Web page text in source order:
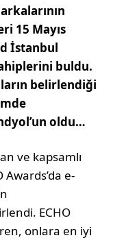
15 Mayıs
İstanbul
buldu.
belirlendiği
oldu…
ve kapsamlı
e-
ECHO
onlara en iyi